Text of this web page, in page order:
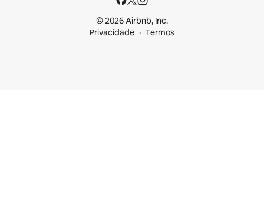
© 2026 Airbnb, Inc.
Privacidade
Termos